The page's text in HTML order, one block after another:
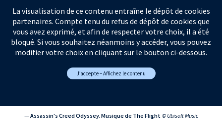
La visualisation de ce contenu entraîne le dépôt de cookies
partenaires. Compte tenu du refus de dépôt de cookies que
vous avez exprimé, et afin de respecter votre choix, il a été
bloqué. Si vous souhaitez néanmoins y accéder, vous pouvez
modifier votre choix en cliquant sur le bouton ci-dessous.
J’accepte – Affichez le contenu
— Assassin's Creed Odyssey. Musique de The Flight © Ubisoft Music